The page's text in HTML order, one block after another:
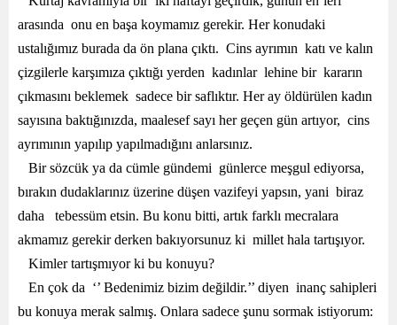
arasında onu en başa koymamız gerekir. Her konudaki
ustalığımız burada da ön plana çıktı. Cins ayrımın katı ve kalın
çizgilerle karşımıza çıktığı yerden kadınlar lehine bir kararın
çıkmasını beklemek sadece bir saflıktır. Her ay öldürülen kadın
sayısına baktığınızda, maalesef sayı her geçen gün artıyor, cins
ayrımının yapılıp yapılmadığını anlarsınız.
Bir sözcük ya da cümle gündemi günlerce meşgul ediyorsa,
bırakın dudaklarınız üzerine düşen vazifeyi yapsın, yani biraz
daha tebessüm etsin. Bu konu bitti, artık farklı mecralara
akmamız gerekir derken bakıyorsunuz ki millet hala tartışıyor.
Kimler tartışmıyor ki bu konuyu?
En çok da ‘’ Bedenimiz bizim değildir.’’ diyen inanç sahipleri
bu konuya merak salmış. Onlara sadece şunu sormak istiyorum: